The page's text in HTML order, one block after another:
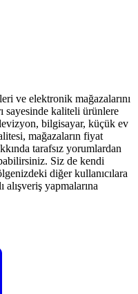
ve elektronik mağazalarını
sayesinde kaliteli ürünlere
bilgisayar, küçük ev
mağazaların fiyat
tarafsız yorumlardan
Siz de kendi
diğer kullanıcılara
yapmalarına